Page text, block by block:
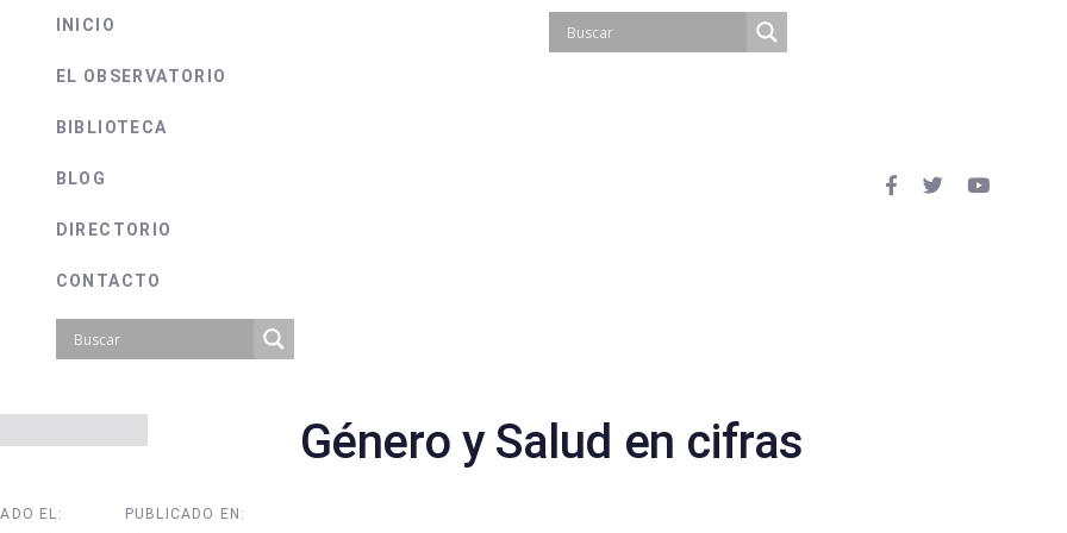
INICIO
EL OBSERVATORIO
BIBLIOTECA
BLOG
DIRECTORIO
CONTACTO
Género y Salud en cifras
EL: PUBLICADO EN: